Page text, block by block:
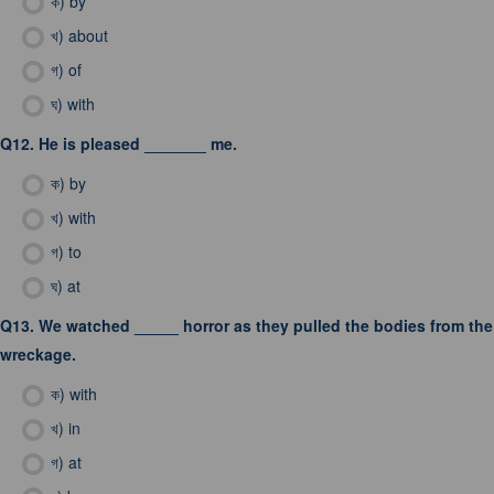
খ) about
গ) of
ঘ) with
Q12. He is pleased _______ me.
ক) by
খ) with
গ) to
ঘ) at
Q13. We watched _____ horror as they pulled the bodies from the
wreckage.
ক) with
খ) in
গ) at